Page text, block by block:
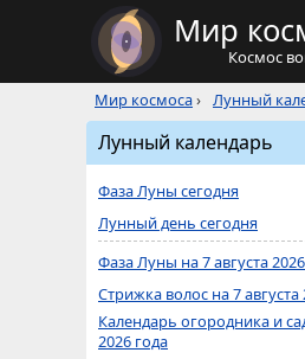
Мир
Космос
Мир космоса› Лунный
Лунный календарь
Фаза Луны сегодня
Лунный день сегодня
Фаза Луны на 7 августа
Стрижка волос на 7 августа
Календарь огородника и
2026 года